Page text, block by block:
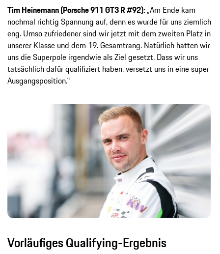
Tim Heinemann (Porsche 911 GT3 R #92): „Am Ende kam
nochmal richtig Spannung auf, denn es wurde für uns ziemlich
eng. Umso zufriedener sind wir jetzt mit dem zweiten Platz in
unserer Klasse und dem 19. Gesamtrang. Natürlich hatten wir
uns die Superpole irgendwie als Ziel gesetzt. Dass wir uns
tatsächlich dafür qualifiziert haben, versetzt uns in eine super
Ausgangsposition.‟
Vorläufiges Qualifying-Ergebnis